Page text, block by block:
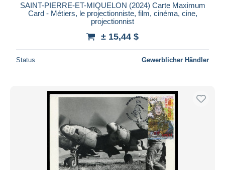
SAINT-PIERRE-ET-MIQUELON (2024) Carte Maximum
Card - Métiers, le projectionniste, film, cinéma, cine,
projectionnist
± 15,44 $
Status Gewerblicher Händler